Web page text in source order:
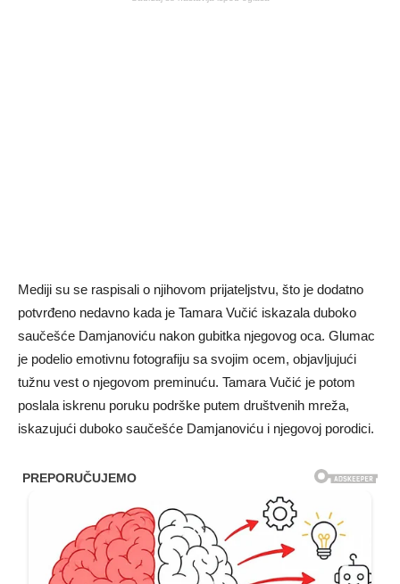
Mediji su se raspisali o njihovom prijateljstvu, što je dodatno
potvrđeno nedavno kada je Tamara Vučić iskazala duboko
saučešće Damjanoviću nakon gubitka njegovog oca. Glumac
je podelio emotivnu fotografiju sa svojim ocem, objavljujući
tužnu vest o njegovom preminuću. Tamara Vučić je potom
poslala iskrenu poruku podrške putem društvenih mreža,
iskazujući duboko saučešće Damjanoviću i njegovoj porodici.